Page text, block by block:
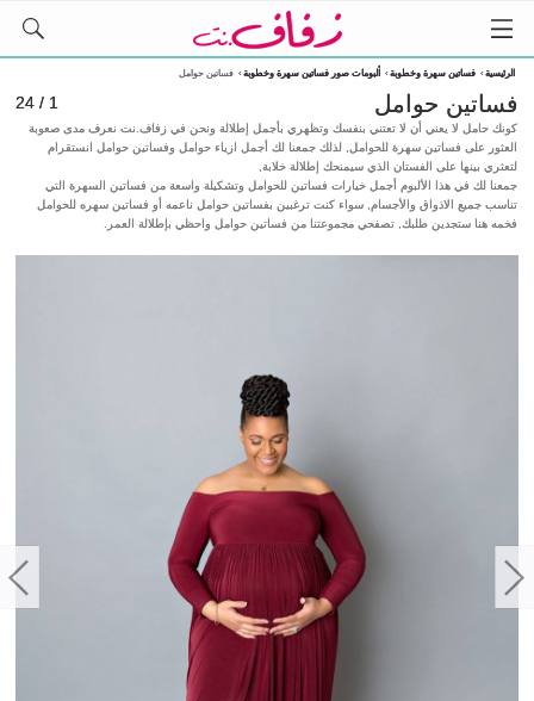
الرئيسية› فساتين سهرة وخطوبة› ألبومات صور فساتين سهرة وخطوبة› فساتين حوامل
فساتين حوامل 1 / 24
كونك حامل لا يعني أن لا تعتني بنفسك وتظهري بأجمل إطلالة ونحن في زفاف.نت نعرف مدى صعوبة
العثور على فساتين سهرة للحوامل, لذلك جمعنا لك أجمل ازياء حوامل وفساتين حوامل انستقرام
لتعثري بينها على الفستان الذي سيمنحك إطلالة خلابة,
جمعنا لك في هذا الألبوم أجمل خيارات فساتين للحوامل وتشكيلة واسعة من فساتين السهرة التي
تناسب جميع الاذواق والأجسام, سواء كنت ترغبين بفساتين حوامل ناعمه أو فساتين سهره للحوامل
فخمه هنا ستجدين طلبك, تصفحي مجموعتنا من فساتين حوامل واحظي بإطلالة العمر.